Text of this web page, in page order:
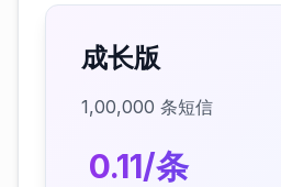
成长版
1,00,000 条短信
₹ 0.11/条